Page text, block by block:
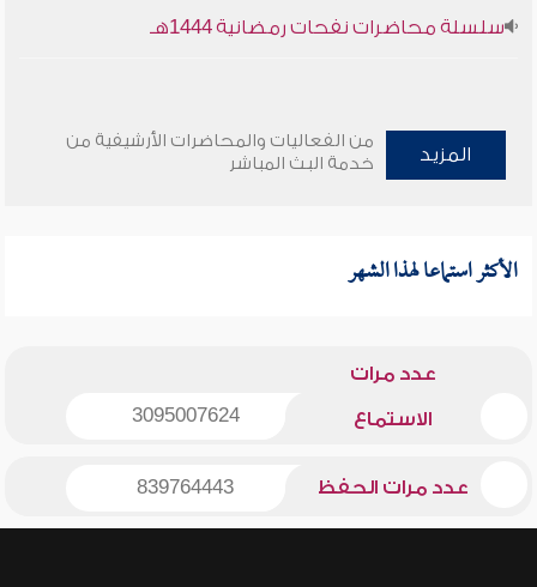
سلسلة محاضرات نفحات رمضانية 1444هـ
المزيد
من الفعاليات والمحاضرات الأرشيفية من
خدمة البث المباشر
الأكثر استماعا لهذا الشهر
عدد مرات
الاستماع 3095007624
عدد مرات الحفظ 839764443